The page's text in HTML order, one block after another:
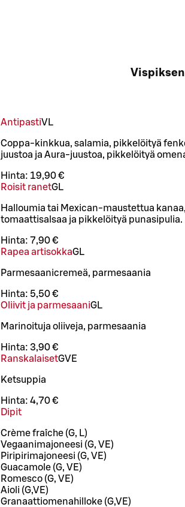
AntipastiVL
Coppa-kinkkua, salamia, pikkelöityä
juustoa ja Aura-juustoa, pikkelöityä
Hinta: 19,90 €
Roisit ranetGL
Halloumia tai Mexican-maustettua
tomaattisalsaa ja pikkelöityä punasipulia.
Hinta: 7,90 €
Rapea artisokkaGL
Parmesaanicremeä, parmesaania
Hinta: 5,50 €
Oliivit ja parmesaaniGL
Marinoituja oliiveja, parmesaania
Hinta: 3,90 €
RanskalaisetGVE
Ketsuppia
Hinta: 4,70 €
Dipit
Crème fraîche (G, L)
Vegaanimajoneesi (G, VE)
Piripirimajoneesi (G, VE)
Guacamole (G, VE)
Romesco (G, VE)
Aioli (G,VE)
Granaattiomenahilloke (G,VE)